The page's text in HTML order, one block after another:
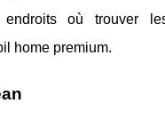
endroits où trouver
home premium.